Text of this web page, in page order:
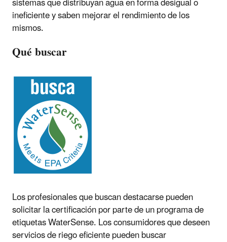
ineficiente y saben mejorar el rendimiento de los
mismos.
Qué buscar
Los profesionales que buscan destacarse pueden
solicitar la certificación por parte de un programa de
etiquetas WaterSense. Los consumidores que deseen
servicios de riego eficiente pueden buscar